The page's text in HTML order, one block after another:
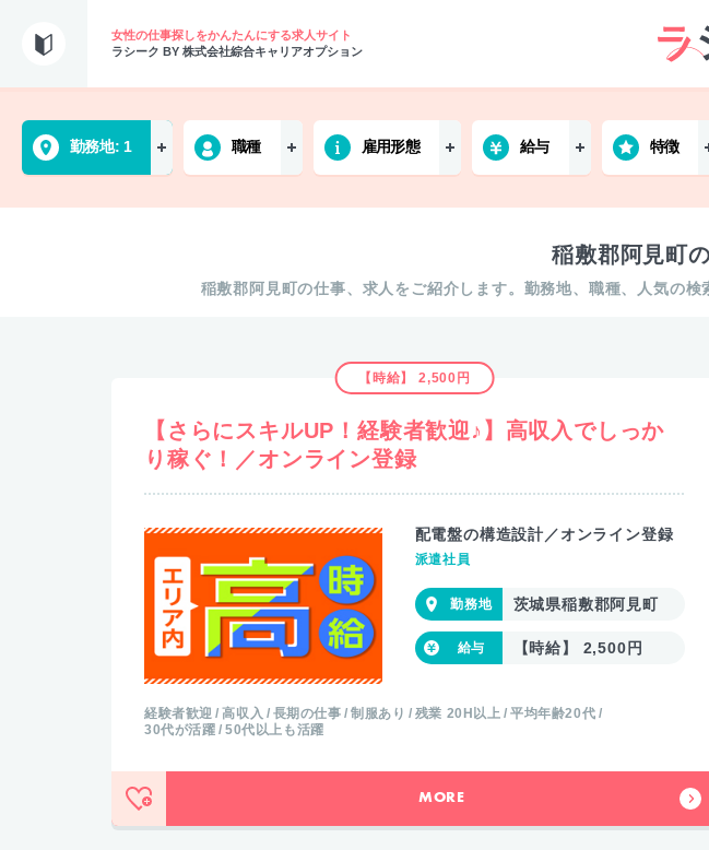
女性の仕事探しをかんたんにする求人サイト
ラシーク BY 株式会社綜合キャリアオプション
勤務地 1 職種 雇用形態 給与 特徴
稲敷郡阿見町
稲敷郡阿見町の仕事、求人をご紹介します。勤務地、職種、人気の
【時給】 2,500円
【さらにスキルUP！経験者歓迎♪】高収入でしっか
り稼ぐ！／オンライン登録
配電盤の構造設計／オンライン登録
派遣社員
茨城県稲敷郡阿見町
【時給】 2,500円
経験者歓迎 高収入 長期の仕事 制服あり 残業 20H以上
平均年齢20代
30代が活躍
50代以上も活躍
MORE